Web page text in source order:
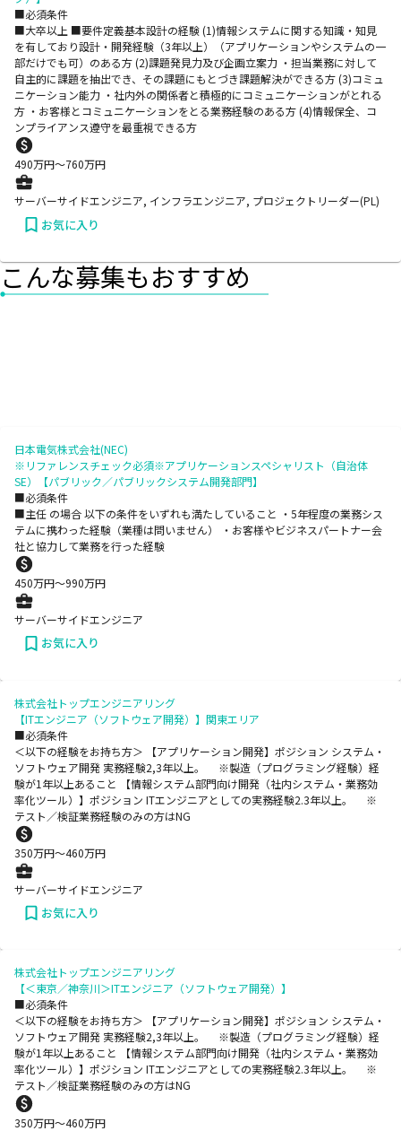
■必須条件
■大卒以上 ■要件定義基本設計の経験 (1)情報システムに関する知識・知見
を有しており設計・開発経験（3年以上）（アプリケーションやシステムの一
部だけでも可）のある方 (2)課題発見力及び企画立案力 ・担当業務に対して
自主的に課題を抽出でき、その課題にもとづき課題解決ができる方 (3)コミュ
ニケーション能力 ・社内外の関係者と積極的にコミュニケーションがとれる
方 ・お客様とコミュニケーションをとる業務経験のある方 (4)情報保全、コ
ンプライアンス遵守を最重視できる方
490万円〜760万円
サーバーサイドエンジニア, インフラエンジニア, プロジェクトリーダー(PL)
お気に入り
こんな募集もおすすめ
日本電気株式会社(NEC)
※リファレンスチェック必須※アプリケーションスペシャリスト（自治体
SE）【パブリック／パブリックシステム開発部門】
■必須条件
■主任 の場合 以下の条件をいずれも満たしていること ・5年程度の業務シス
テムに携わった経験（業種は問いません） ・お客様やビジネスパートナー会
社と協力して業務を行った経験
450万円〜990万円
サーバーサイドエンジニア
お気に入り
株式会社トップエンジニアリング
【ITエンジニア（ソフトウェア開発）】関東エリア
■必須条件
＜以下の経験をお持ち方＞ 【アプリケーション開発】ポジション システム・
ソフトウェア開発 実務経験2,3年以上。 ※製造（プログラミング経験）経
験が1年以上あること 【情報システム部門向け開発（社内システム・業務効
率化ツール）】ポジション ITエンジニアとしての実務経験2.3年以上。 ※
テスト／検証業務経験のみの方はNG
350万円〜460万円
サーバーサイドエンジニア
お気に入り
株式会社トップエンジニアリング
【＜東京／神奈川＞ITエンジニア（ソフトウェア開発）】
■必須条件
＜以下の経験をお持ち方＞ 【アプリケーション開発】ポジション システム・
ソフトウェア開発 実務経験2,3年以上。 ※製造（プログラミング経験）経
験が1年以上あること 【情報システム部門向け開発（社内システム・業務効
率化ツール）】ポジション ITエンジニアとしての実務経験2.3年以上。 ※
テスト／検証業務経験のみの方はNG
350万円〜460万円